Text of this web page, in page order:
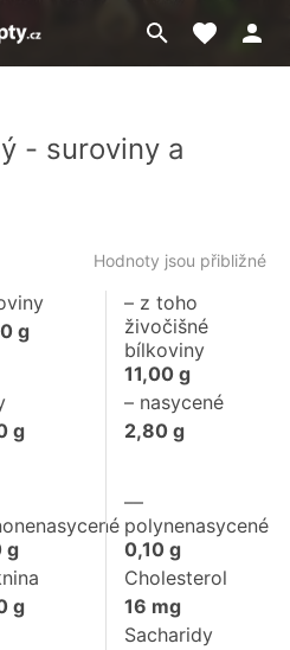
Přejít
na
Moje
- suroviny a
Hodnoty jsou přibližné
g
– z toho
živočišné
bílkoviny
11,00g
g
– nasycené
2,80g
g
––
polynenasycené
0,10g
g
Cholesterol
16 mg
Sacharidy